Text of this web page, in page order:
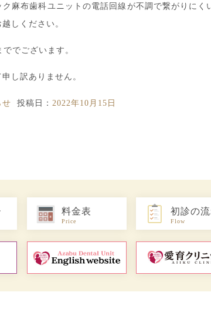
麻布歯科ユニットの電話回線が不調で繋がりにく
しください。
でございます。
し訳ありません。
せ 投稿日： 2022年10月15日
料金表
Price
初診の
Flow